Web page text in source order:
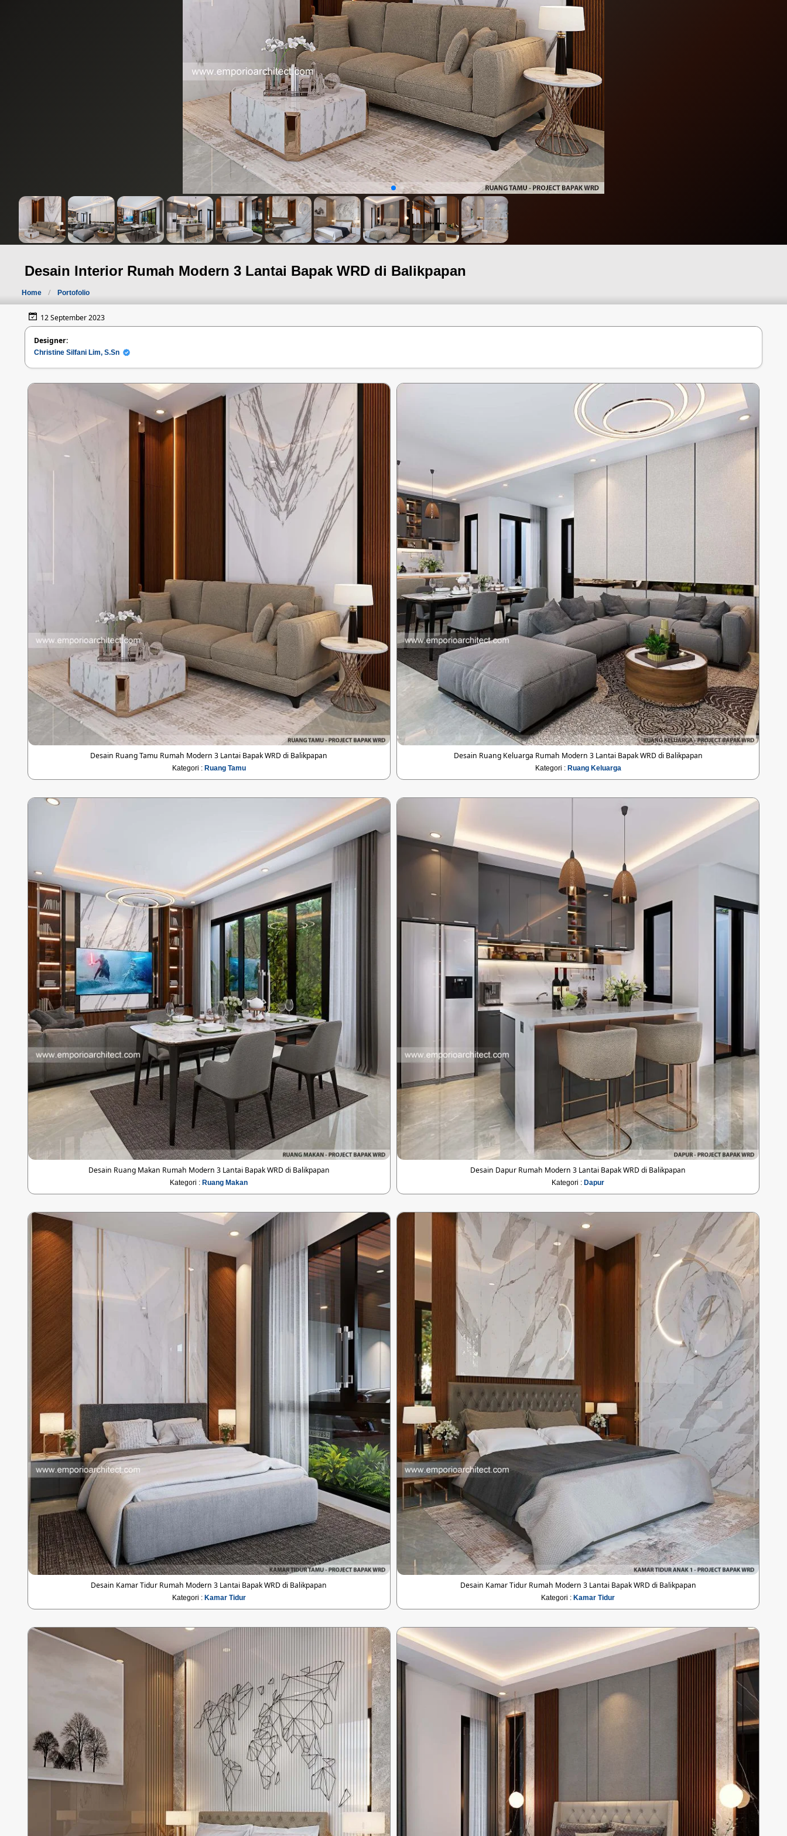
Desain Interior Rumah Modern 3 Lantai Bapak WRD di Balikpapan
Home Portofolio
12 September 2023
Designer:
Christine Silfani Lim, S.Sn
Desain Ruang Tamu Rumah Modern 3 Lantai Bapak WRD di Balikpapan
Kategori : Ruang Tamu
Desain Ruang Keluarga Rumah Modern 3 Lantai Bapak WRD di Balikpapan
Kategori : Ruang Keluarga
Desain Ruang Makan Rumah Modern 3 Lantai Bapak WRD di Balikpapan
Kategori : Ruang Makan
Desain Dapur Rumah Modern 3 Lantai Bapak WRD di Balikpapan
Kategori : Dapur
Desain Kamar Tidur Rumah Modern 3 Lantai Bapak WRD di Balikpapan
Kategori : Kamar Tidur
Desain Kamar Tidur Rumah Modern 3 Lantai Bapak WRD di Balikpapan
Kategori :Kamar Tidur